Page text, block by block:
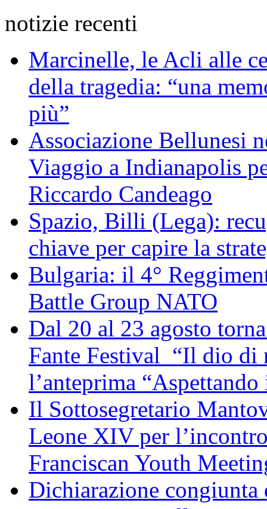
notizie recenti
Marcinelle, le Acli alle
della tragedia: “una
più”
Associazione Bellunesi
Viaggio a Indianapolis
Riccardo Candeago
Spazio, Billi (Lega):
chiave per capire la
Bulgaria: il 4°
Battle Group NATO
Dal 20 al 23 agosto
Fante Festival “Il dio di
l’anteprima
Il Sottosegretario
Leone XIV per
Franciscan Youth
Dichiarazione